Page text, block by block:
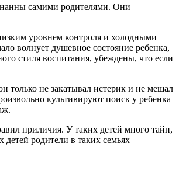
самими родителями. Они
уровнем контроля и холодными
волнует душевное состояние ребенка,
стиля воспитания, убеждены, что если
только не закатывал истерик и не мешал
культивируют поиск у ребенка
приличия. У таких детей много тайн,
родители в таких семьях